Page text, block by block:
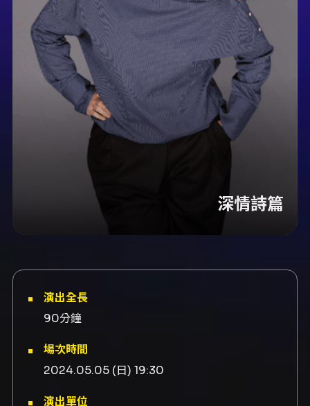
深情詩篇
演出全長
90分鐘
場次時間
2024.05.05 (日) 19:30
演出單位